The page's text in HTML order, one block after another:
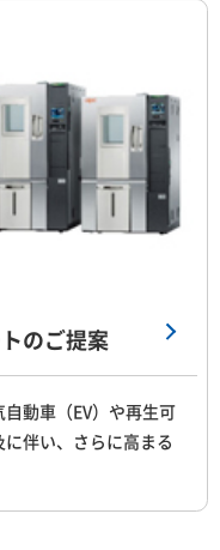
のご提案
動車（EV）や再生可
伴い、さらに高まる